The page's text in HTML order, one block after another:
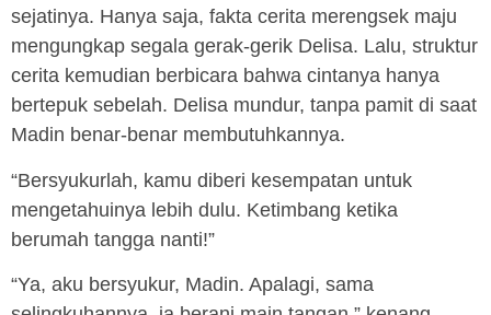
sejatinya. Hanya saja, fakta cerita merengsek maju
mengungkap segala gerak-gerik Delisa. Lalu, struktur
cerita kemudian berbicara bahwa cintanya hanya
bertepuk sebelah. Delisa mundur, tanpa pamit di saat
Madin benar-benar membutuhkannya.
“Bersyukurlah, kamu diberi kesempatan untuk
mengetahuinya lebih dulu. Ketimbang ketika
berumah tangga nanti!”
“Ya, aku bersyukur, Madin. Apalagi, sama